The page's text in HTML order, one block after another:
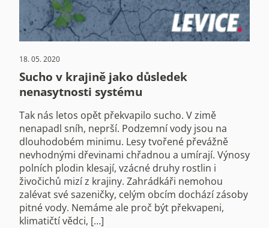
18. 05. 2020
Sucho v krajině jako důsledek
nenasytnosti systému
Tak nás letos opět překvapilo sucho. V zimě
nenapadl sníh, neprší. Podzemní vody jsou na
dlouhodobém minimu. Lesy tvořené převážně
nevhodnými dřevinami chřadnou a umírají. Výnosy
polních plodin klesají, vzácné druhy rostlin i
živočichů mizí z krajiny. Zahrádkáři nemohou
zalévat své sazeničky, celým obcím dochází zásoby
pitné vody. Nemáme ale proč být překvapeni,
klimatičtí vědci, […]